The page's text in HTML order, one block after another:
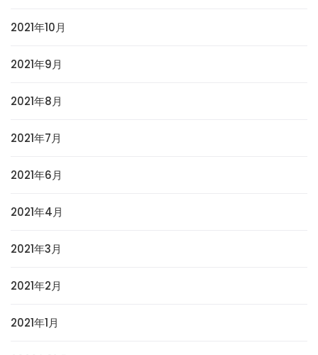
2021年10月
2021年9月
2021年8月
2021年7月
2021年6月
2021年4月
2021年3月
2021年2月
2021年1月